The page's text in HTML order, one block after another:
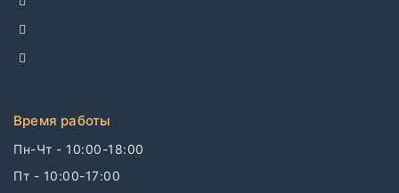
Время работы
Пн-Чт - 10:00-18:00
Пт - 10:00-17:00